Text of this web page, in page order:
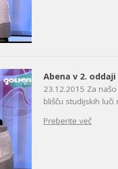
Abena v 2.
23.12.2015Za